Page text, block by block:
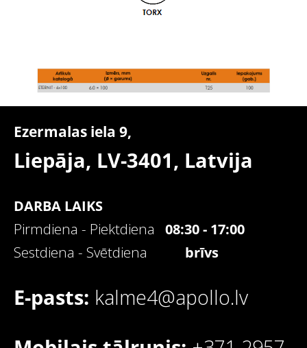
Ezermalas iela 9,
Liepāja, LV-3401, Latvija
DARBA LAIKS
Pirmdiena - Piektdiena 08:30 - 17:00
Sestdiena - Svētdiena brīvs
E-pasts: kalme4@apollo.lv